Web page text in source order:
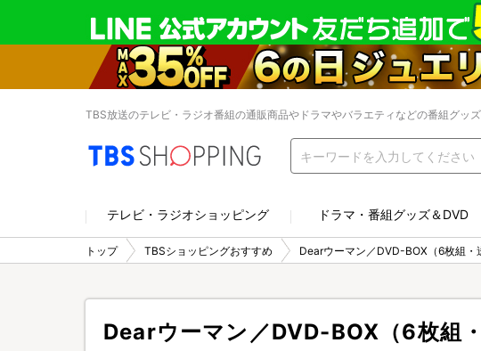
TBS放送のテレビ・ラジオ番組の通販商品やドラマやバラエティなどの番組グッ
テレビ・ラジオショッピング ドラマ・番組グッズ＆DVD
トップ TBSショッピングおすすめ Dearウーマン／DVD-BOX（6枚組・
Dearウーマン／DVD-BOX（6枚組・